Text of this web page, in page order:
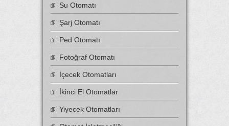
Su Otomatı
Şarj Otomatı
Ped Otomatı
Fotoğraf Otomatı
İçecek Otomatları
İkinci El Otomatlar
Yiyecek Otomatları